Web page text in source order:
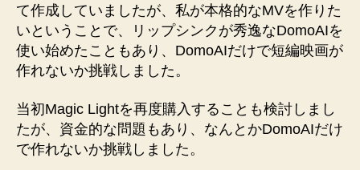
て作成していましたが、私が本格的なMVを作りた
いということで、リップシンクが秀逸なDomoAIを
使い始めたこともあり、DomoAIだけで短編映画が
作れないか挑戦しました。
当初Magic Lightを再度購入することも検討しまし
たが、資金的な問題もあり、なんとかDomoAIだけ
で作れないか挑戦しました。